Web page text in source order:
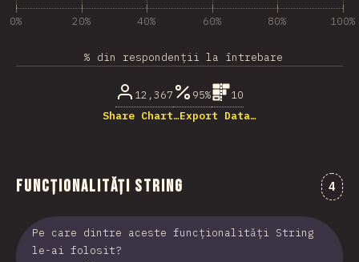
0% 20% 40% 60% 80% 100%
% din respondenții la întrebare
12,367 95%
10
Share Chart…Export Data…
Funcționalități String 4
Pe care dintre aceste funcționalități String
le-ai folosit?